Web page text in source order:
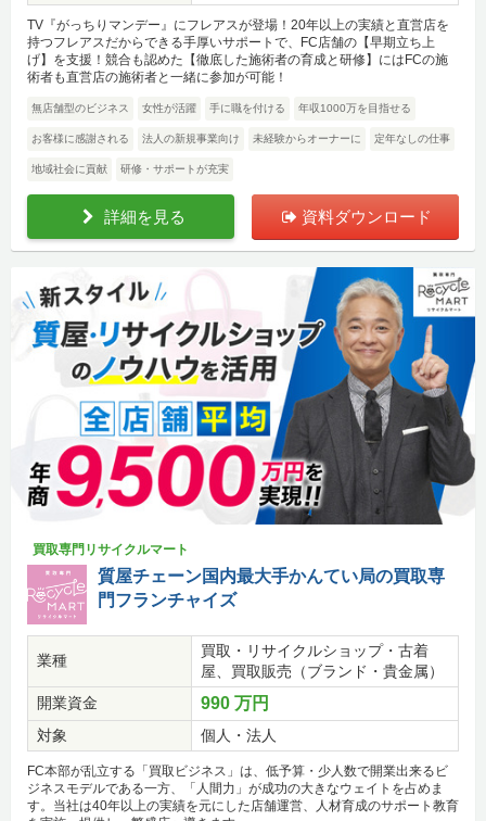
TV『がっちりマンデー』にフレアスが登場！20年以上の実績と直営店を
持つフレアスだからできる手厚いサポートで、FC店舗の【早期立ち上
げ】を支援！競合も認めた【徹底した施術者の育成と研修】にはFCの施
術者も直営店の施術者と一緒に参加が可能！
無店舗型のビジネス 女性が活躍 手に職を付ける 年収1000万を目指せる
お客様に感謝される 法人の新規事業向け 未経験からオーナーに 定年なしの仕事
地域社会に貢献 研修・サポートが充実
詳細を見る 資料ダウンロード
買取専門リサイクルマート
質屋チェーン国内最大手かんてい局の買取専
門フランチャイズ
業種
買取・リサイクルショップ・古着
屋、買取販売（ブランド・貴金属）
開業資金
990 万円
対象 個人・法人
FC本部が乱立する「買取ビジネス」は、低予算・少人数で開業出来るビ
ジネスモデルである一方、「人間力」が成功の大きなウェイトを占めま
す。当社は40年以上の実績を元にした店舗運営、人材育成のサポート教育